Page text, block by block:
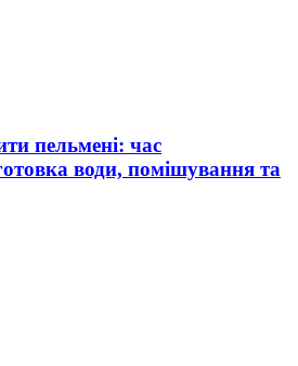
пельмені: час
води, помішування та